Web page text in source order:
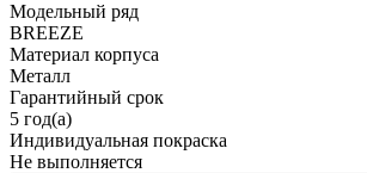
Модельный ряд
BREEZE
Материал корпуса
Металл
Гарантийный срок
5 год(а)
Индивидуальная покраска
Не выполняется